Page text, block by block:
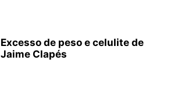
Excesso de peso e celulite de
Jaime Clapés